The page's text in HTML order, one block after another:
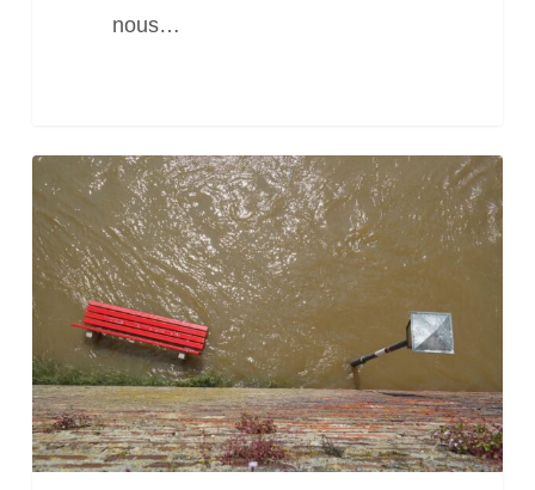
nous…
ans
après
les
inondations,
quels
moyens
pour